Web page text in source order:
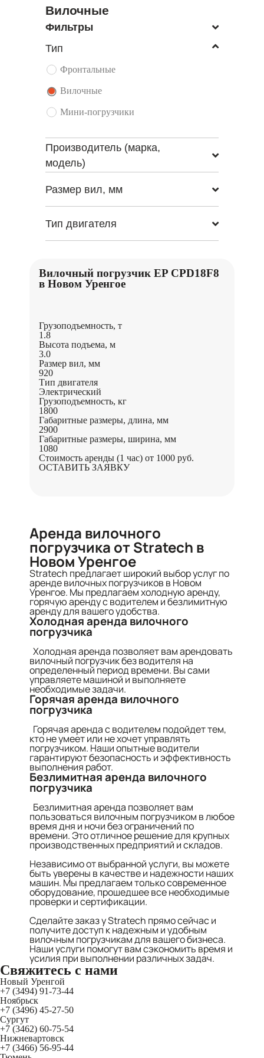
Вилочные
Фильтры
Тип
Фронтальные
Вилочные
Мини-погрузчики
Производитель (марка,
модель)
Размер вил, мм
Тип двигателя
Вилочный погрузчик EP CPD18F8
в Новом Уренгое
Грузоподъемность, т
1.8
Высота подъема, м
3.0
Размер вил, мм
920
Тип двигателя
Электрический
Грузоподъемность, кг
1800
Габаритные размеры, длина, мм
2900
Габаритные размеры, ширина, мм
1080
Стоимость аренды (1 час) от 1000 руб.
ОСТАВИТЬ ЗАЯВКУ
Аренда вилочного
погрузчика от Stratech в
Новом Уренгое
Stratech предлагает широкий выбор услуг по
аренде вилочных погрузчиков в Новом
Уренгое. Мы предлагаем холодную аренду,
горячую аренду с водителем и безлимитную
аренду для вашего удобства.
Холодная аренда вилочного
погрузчика
Холодная аренда позволяет вам арендовать
вилочный погрузчик без водителя на
определенный период времени. Вы сами
управляете машиной и выполняете
необходимые задачи.
Горячая аренда вилочного
погрузчика
Горячая аренда с водителем подойдет тем,
кто не умеет или не хочет управлять
погрузчиком. Наши опытные водители
гарантируют безопасность и эффективность
выполнения работ.
Безлимитная аренда вилочного
погрузчика
Безлимитная аренда позволяет вам
пользоваться вилочным погрузчиком в любое
время дня и ночи без ограничений по
времени. Это отличное решение для крупных
производственных предприятий и складов.
Независимо от выбранной услуги, вы можете
быть уверены в качестве и надежности наших
машин. Мы предлагаем только современное
оборудование, прошедшее все необходимые
проверки и сертификации.
Сделайте заказ у Stratech прямо сейчас и
получите доступ к надежным и удобным
вилочным погрузчикам для вашего бизнеса.
Наши услуги помогут вам сэкономить время и
усилия при выполнении различных задач.
Свяжитесь с нами
Новый Уренгой
+7 (3494) 91-73-44
Ноябрьск
+7 (3496) 45-27-50
Сургут
+7 (3462) 60-75-54
Нижневартовск
+7 (3466) 56-95-44